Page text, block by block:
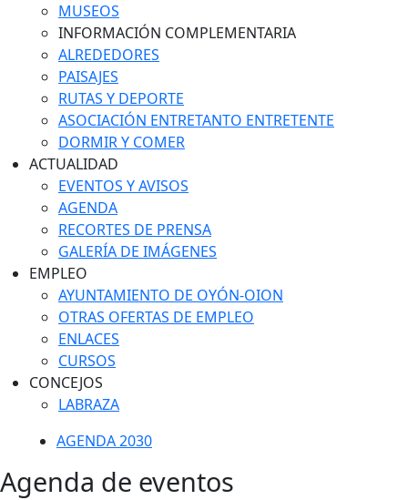
MUSEOS
INFORMACIÓN COMPLEMENTARIA
ALREDEDORES
PAISAJES
RUTAS Y DEPORTE
ASOCIACIÓN ENTRETANTO ENTRETENTE
DORMIR Y COMER
ACTUALIDAD
EVENTOS Y AVISOS
AGENDA
RECORTES DE PRENSA
GALERÍA DE IMÁGENES
EMPLEO
AYUNTAMIENTO DE OYÓN-OION
OTRAS OFERTAS DE EMPLEO
ENLACES
CURSOS
CONCEJOS
LABRAZA
AGENDA 2030
Agenda de eventos